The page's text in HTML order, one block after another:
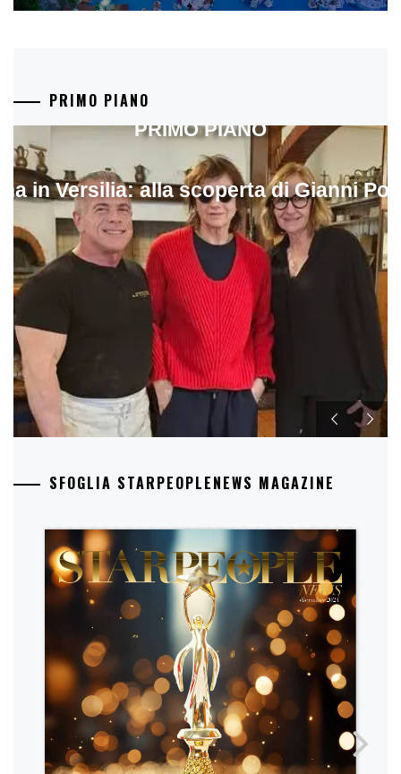
PRIMO PIANO
in Versilia: alla scoperta di Gianni
PRIMO PIANO
SFOGLIA STARPEOPLENEWS MAGAZINE